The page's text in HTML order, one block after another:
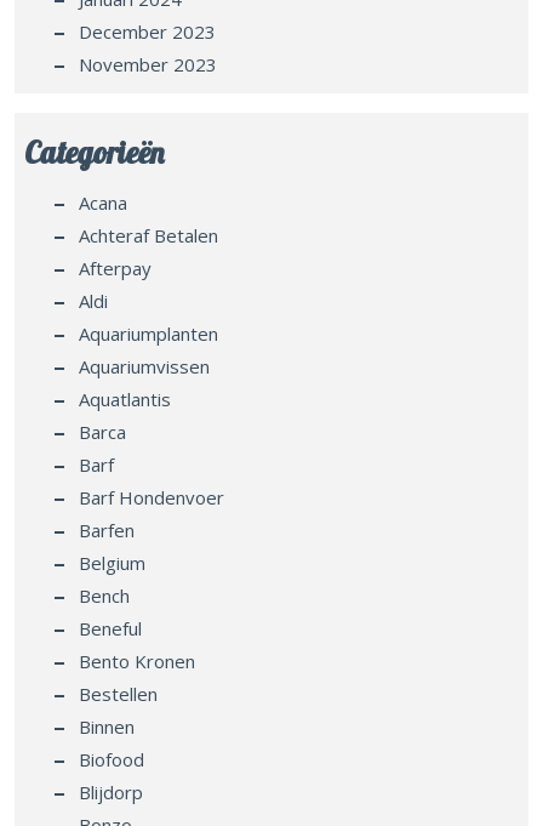
December 2023
November 2023
Categorieën
Acana
Achteraf Betalen
Afterpay
Aldi
Aquariumplanten
Aquariumvissen
Aquatlantis
Barca
Barf
Barf Hondenvoer
Barfen
Belgium
Bench
Beneful
Bento Kronen
Bestellen
Binnen
Biofood
Blijdorp